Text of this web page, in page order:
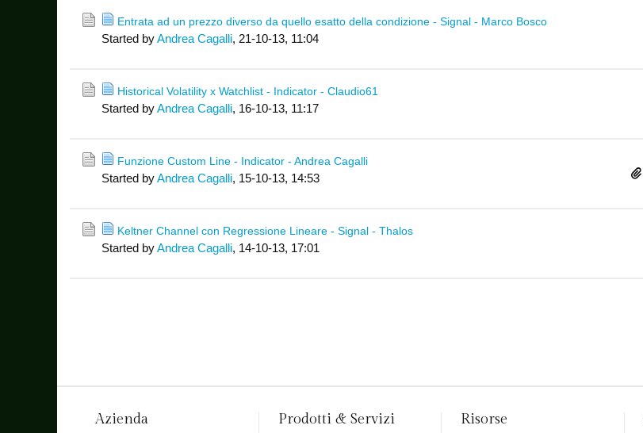
Entrata ad un prezzo diverso da quello esatto della condizione - Signal - Marco Bosco
Started byAndrea Cagalli, 21-10-13, 11:04
Historical Volatility x Watchlist - Indicator - Claudio61
Started byAndrea Cagalli, 16-10-13, 11:17
Funzione Custom Line - Indicator - Andrea Cagalli
Started byAndrea Cagalli, 15-10-13, 14:53
Keltner Channel con Regressione Lineare - Signal - Thalos
Started byAndrea Cagalli, 14-10-13, 17:01
Azienda Prodotti & Servizi Risorse